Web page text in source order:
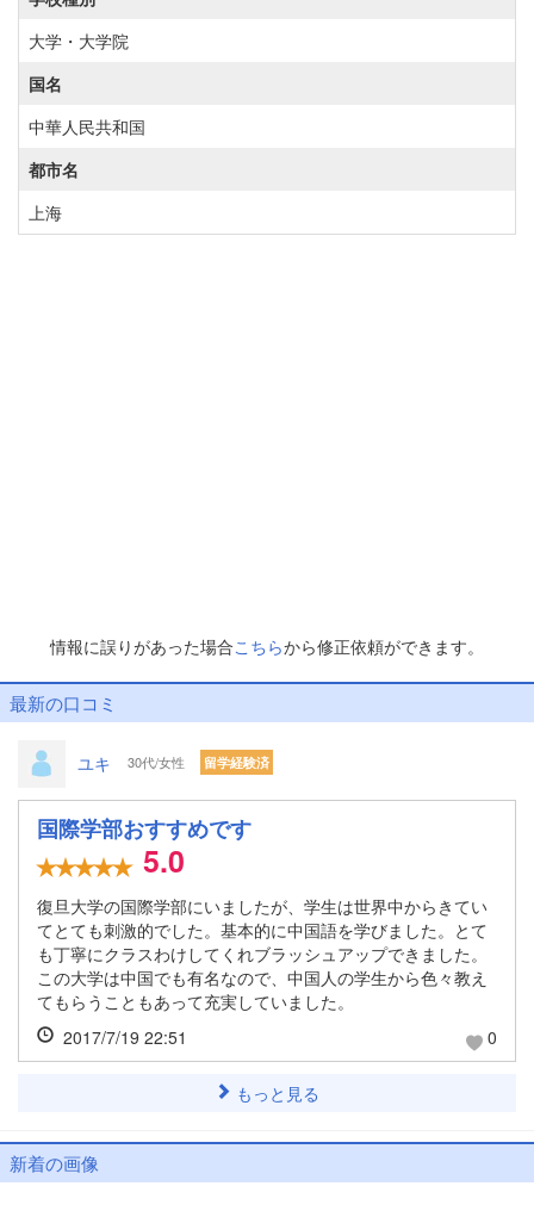
大学・大学院
国名
中華人民共和国
都市名
上海
情報に誤りがあった場合こちらから修正依頼ができます。
最新の口コミ
ユキ 30代/女性 留学経験済
国際学部おすすめです
5.0
復旦大学の国際学部にいましたが、学生は世界中からきてい
てとても刺激的でした。基本的に中国語を学びました。とて
も丁寧にクラスわけしてくれブラッシュアップできました。
この大学は中国でも有名なので、中国人の学生から色々教え
てもらうこともあって充実していました。
2017/7/19 22:51
0
もっと見る
新着の画像